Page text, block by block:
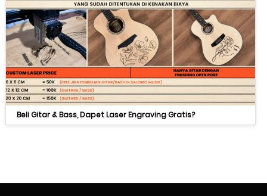
Beli Gitar & Bass, Dapet Laser Engraving Gratis?